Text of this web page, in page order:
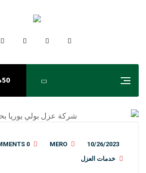
10/26/2023
MERO
0 COMMENTS
خدمات العزل